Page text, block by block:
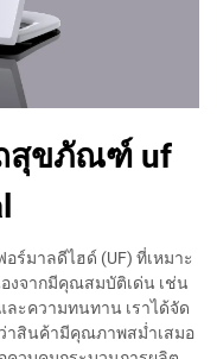
ถสุขภัณฑ์ uf
ร์มาลดีไฮด์ (UF) ที่เหมาะ
งจากมีคุณสมบัติเด่น เช่น
ละความทนทาน เราได้จัด
าสินค้ามีคุณภาพสม่ำเสมอ